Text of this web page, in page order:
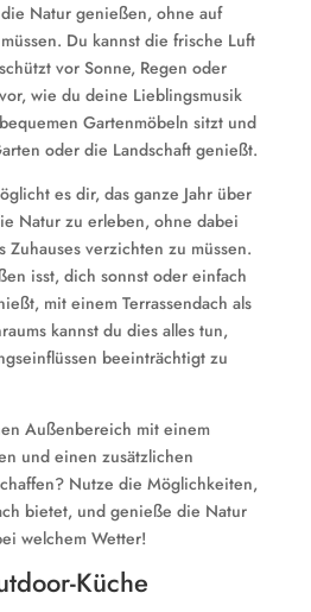
Natur genießen, ohne auf
Du kannst die frische Luft
vor Sonne, Regen oder
wie du deine Lieblingsmusik
Gartenmöbeln sitzt und
oder die Landschaft genießt.
es dir, das ganze Jahr über
Natur zu erleben, ohne dabei
Zuhauses verzichten zu müssen.
isst, dich sonnst oder einfach
mit einem Terrassendach als
kannst du dies alles tun,
beeinträchtigt zu
Außenbereich mit einem
und einen zusätzlichen
Nutze die Möglichkeiten,
bietet, und genieße die Natur
welchem Wetter!
Küche